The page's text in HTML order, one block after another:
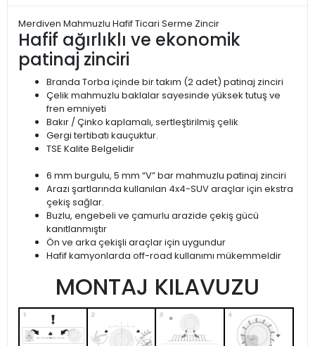
Merdiven Mahmuzlu Hafif Ticari Serme Zincir
Hafif ağırlıklı ve ekonomik
patinaj zinciri
Branda Torba içinde bir takım (2 adet) patinaj zinciri
Çelik mahmuzlu baklalar sayesinde yüksek tutuş ve
fren emniyeti
Bakır / Çinko kaplamalı, sertleştirilmiş çelik
Gergi tertibatı kauçuktur.
TSE Kalite Belgelidir
6 mm burgulu, 5 mm “V” bar mahmuzlu patinaj zinciri
Arazi şartlarında kullanılan 4x4-SUV araçlar için ekstra
çekiş sağlar.
Buzlu, engebeli ve çamurlu arazide çekiş gücü
kanıtlanmıştır
Ön ve arka çekişli araçlar için uygundur
Hafif kamyonlarda off-road kullanımı mükemmeldir
MONTAJ KILAVUZU